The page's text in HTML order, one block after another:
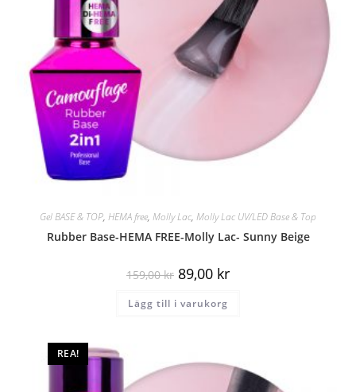
Gel BASE & TOP, HEMA free, Molly Lac, Molly Lac UV/LED Base & Top
Rubber Base-HEMA FREE-Molly Lac- Sunny Beige
159,00kr 89,00 kr
Lägg till i varukorg
REA!